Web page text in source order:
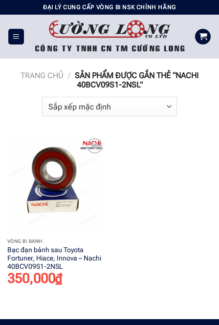
đến
nội
dung
ĐẠI LÝ CUNG CẤP VÒNG BI NSK CHÍNH HÃNG
TRANG CHỦ / SẢN PHẨM ĐƯỢC GẮN THẺ “NACHI
40BCV09S1-2NSL”
VÒNG BI BÁNH
Bạc đạn bánh sau Toyota
Fortuner, Hiace, Innova – Nachi
40BCV09S1-2NSL
350,000₫